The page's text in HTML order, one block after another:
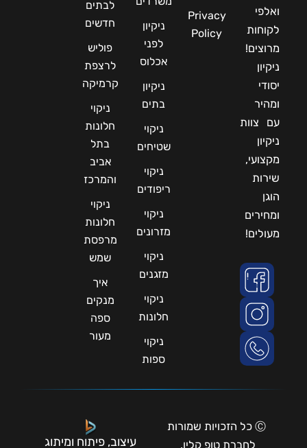
ואלפי
לקוחות
מרוצים!
ניקיון
יסודי
ומהיר
עם צוות
ניקיון
מקצועי,
שירות
הוגן
ומחירים
מעולים!
Privacy
Policy
ניקיון
לפני
אכלוס
ניקיון
בתים
ניקוי
שטיחים
ניקוי
ריפודים
ניקוי
מזרונים
ניקוי
מזגנים
ניקוי
חלונות
ניקוי
ספות
לבתים
חדשים
פוליש
לרצפת
קרמיקה
ניקוי
חלונות
בתל
אביב
והמרכז
ניקוי
חלונות
מרפסת
שמש
איך
מנקים
ספה
מעור
Ⓒ כל הזכויות שמורות
לחברת טופ קלין.
עיצוב, פיתוח ומיתוג